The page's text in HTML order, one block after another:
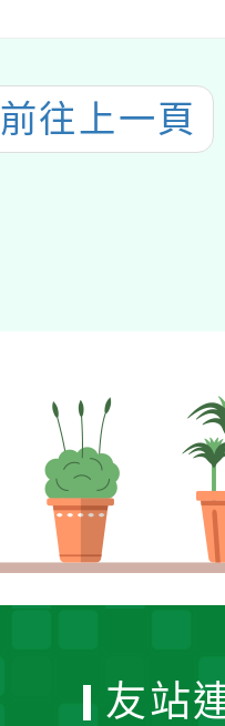
前往上一頁
友站